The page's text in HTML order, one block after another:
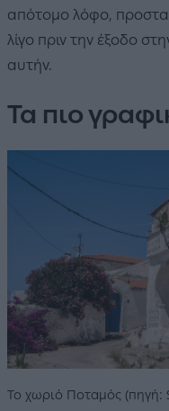
απότομο λόφο,
λίγο πριν την έξοδο
αυτήν.
Τα πιο
Το χωριό Ποταμός (πηγή: